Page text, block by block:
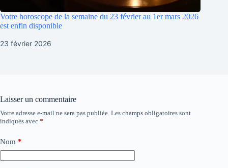
Votre horoscope de la semaine du 23 février au 1er mars 2026
est enfin disponible
23 février 2026
Laisser un commentaire
Votre adresse e-mail ne sera pas publiée. Les champs obligatoires sont
indiqués avec *
Nom *